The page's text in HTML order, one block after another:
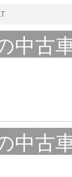
中古
中古